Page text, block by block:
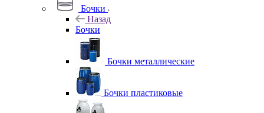
Бочки
Назад
Бочки
Бочки металлические
Бочки пластиковые